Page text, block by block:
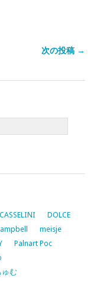
次の投稿 →
CASSELINI
DOLCE
meisje
Palnart Poc
ゅむ